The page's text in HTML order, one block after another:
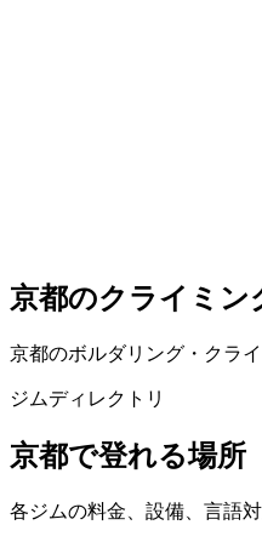
京都のクライミン
京都のボルダリング・クラ
ジムディレクトリ
京都で登れる場所
各ジムの料金、設備、言語